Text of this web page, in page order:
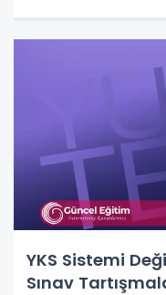
YKS Sistemi
Sınav